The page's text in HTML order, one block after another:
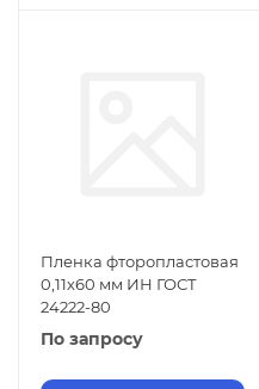
Пленка фторопластовая
0,11х60 мм ИН ГОСТ
24222-80
По запросу